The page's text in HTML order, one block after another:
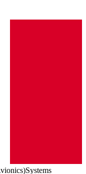
Systems